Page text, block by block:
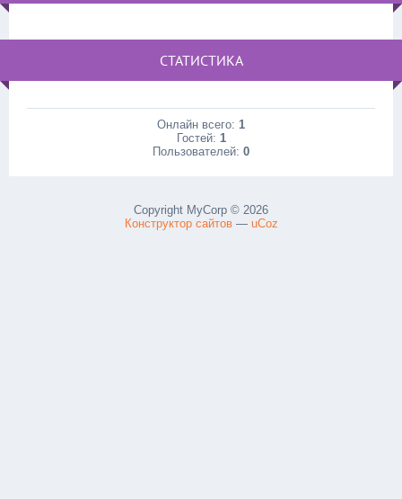
СТАТИСТИКА
Онлайн всего: 1
Гостей: 1
Пользователей: 0
Copyright MyCorp © 2026
Конструктор сайтов— uCoz